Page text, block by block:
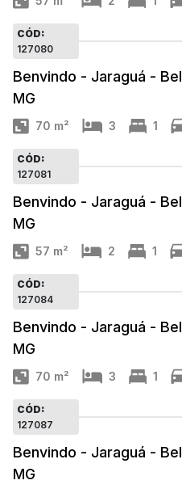
CÓD:
127080
Benvindo - Jaraguá -
MG
70 m² 3 1
CÓD:
127081
Benvindo - Jaraguá -
MG
57 m² 2 1
CÓD:
127084
Benvindo - Jaraguá -
MG
70 m² 3 1
CÓD:
127087
Benvindo - Jaraguá -
MG